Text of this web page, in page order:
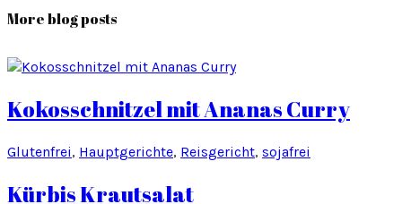
More blog posts
Kokosschnitzel mit Ananas Curry
Glutenfrei, Hauptgerichte, Reisgericht, sojafrei
Kürbis Krautsalat